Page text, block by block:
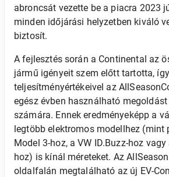
abroncsát vezette be a piacra 2023
minden időjárási helyzetben kiváló
biztosít.
A fejlesztés során a Continental az
jármű igényeit szem előtt tartotta, így
teljesítményértékeivel az
egész évben használható
számára. Ennek eredményeképp a
legtöbb elektromos modellhez (mint
Model 3-hoz, a VW ID.Buzz-hoz vagy
hoz) is kínál méreteket. Az
oldalfalán megtalálható az új EV-